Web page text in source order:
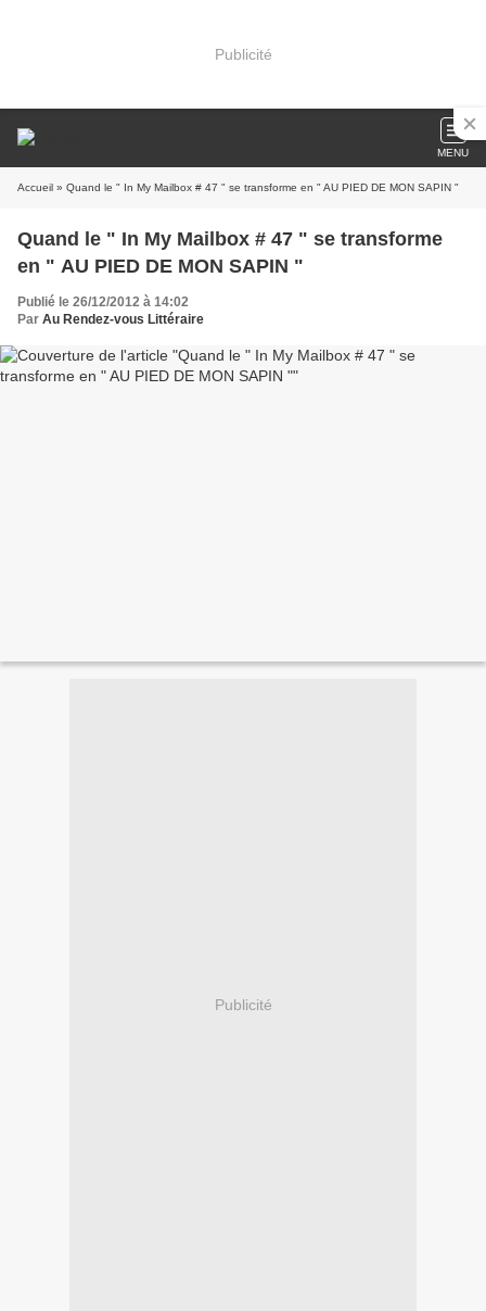
Publicité
MENU
Accueil » Quand le " In My Mailbox # 47 " se transforme en " AU PIED DE MON SAPIN "
Quand le " In My Mailbox # 47 " se transforme
en " AU PIED DE MON SAPIN "
Publié le 26/12/2012 à 14:02
Par Au Rendez-vous Littéraire
Publicité